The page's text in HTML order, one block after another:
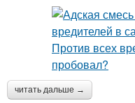
читать дальше →